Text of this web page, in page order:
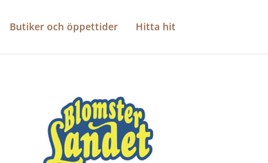
Butiker och öppettider Hitta hit